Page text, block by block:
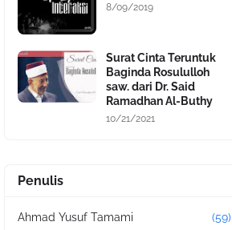
8/09/2019
Surat Cinta Teruntuk
Baginda Rosululloh
saw. dari Dr. Said
Ramadhan Al-Buthy
10/21/2021
Penulis
Ahmad Yusuf Tamami (59)